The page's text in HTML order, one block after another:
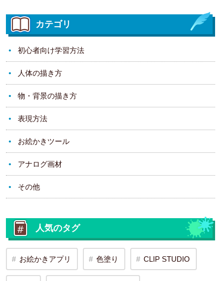
カテゴリ
初心者向け学習方法
人体の描き方
物・背景の描き方
表現方法
お絵かきツール
アナログ画材
その他
人気のタグ
お絵かきアプリ 色塗り CLIP STUDIO